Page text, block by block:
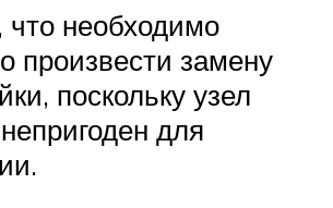
что необходимо
произвести замену
поскольку узел
для